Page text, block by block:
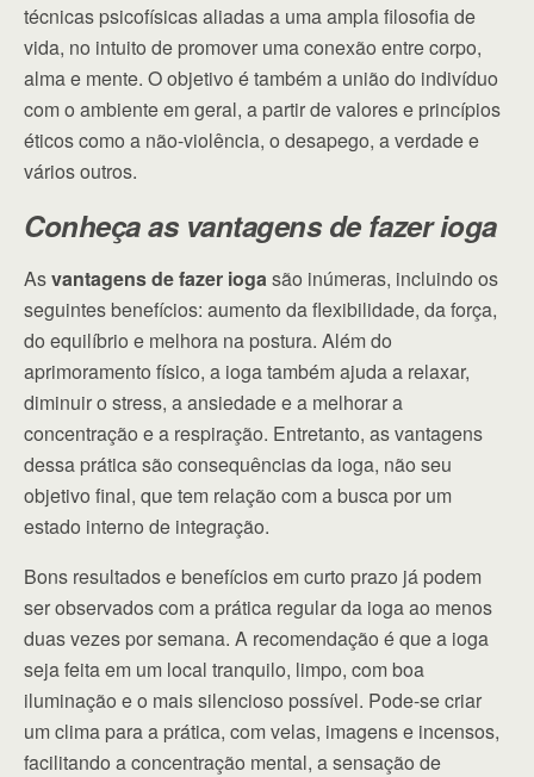
técnicas psicofísicas aliadas a uma ampla filosofia de
vida, no intuito de promover uma conexão entre corpo,
alma e mente. O objetivo é também a união do indivíduo
com o ambiente em geral, a partir de valores e princípios
éticos como a não-violência, o desapego, a verdade e
vários outros.
Conheça as vantagens de fazer ioga
Asvantagens de fazer iogasão inúmeras, incluindo os
seguintes benefícios: aumento da flexibilidade, da força,
do equilíbrio e melhora na postura. Além do
aprimoramento físico, a ioga também ajuda a relaxar,
diminuir o stress, a ansiedade e a melhorar a
concentração e a respiração. Entretanto, as vantagens
dessa prática são consequências da ioga, não seu
objetivo final, que tem relação com a busca por um
estado interno de integração.
Bons resultados e benefícios em curto prazo já podem
ser observados com a prática regular da ioga ao menos
duas vezes por semana. A recomendação é que a ioga
seja feita em um local tranquilo, limpo, com boa
iluminação e o mais silencioso possível. Pode-se criar
um clima para a prática, com velas, imagens e incensos,
facilitando a concentração mental, a sensação de